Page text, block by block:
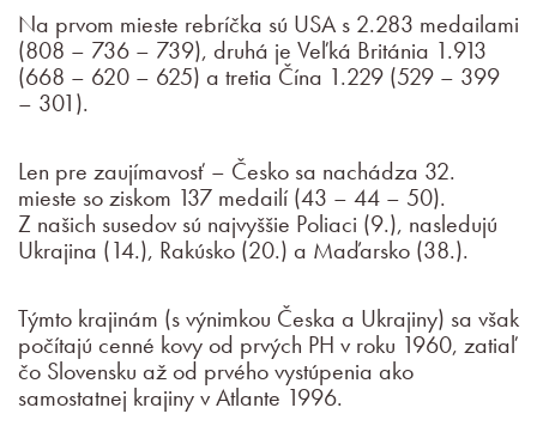
Na prvom mieste rebríčka sú USA s 2.283 medailami
(808 – 736 – 739), druhá je Veľká Británia 1.913
(668 – 620 – 625) a tretia Čína 1.229 (529 – 399
– 301).
Len pre zaujímavosť – Česko sa nachádza 32.
mieste so ziskom 137 medailí (43 – 44 – 50).
Z našich susedov sú najvyššie Poliaci (9.), nasledujú
Ukrajina (14.), Rakúsko (20.) a Maďarsko (38.).
Týmto krajinám (s výnimkou Česka a Ukrajiny) sa však
počítajú cenné kovy od prvých PH v roku 1960, zatiaľ
čo Slovensku až od prvého vystúpenia ako
samostatnej krajiny v Atlante 1996.